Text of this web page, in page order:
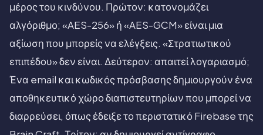
μέρος του κινδύνου. Πρώτον: κατονομάζει
αλγόριθμο; «AES-256» ή «AES-GCM» είναι μια
αξίωση που μπορείς να ελέγξεις. «Στρατιωτικού
επιπέδου» δεν είναι. Δεύτερον: απαιτεί λογαριασμό;
Ένα email και κωδικός πρόσβασης δημιουργούν ένα
αποθηκευτικό χώρο διαπιστευτηρίων που μπορεί να
διαρρεύσει, όπως έδειξε το περιστατικό Firebase της